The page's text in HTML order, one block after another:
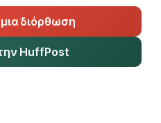
διόρθωση
HuffPost